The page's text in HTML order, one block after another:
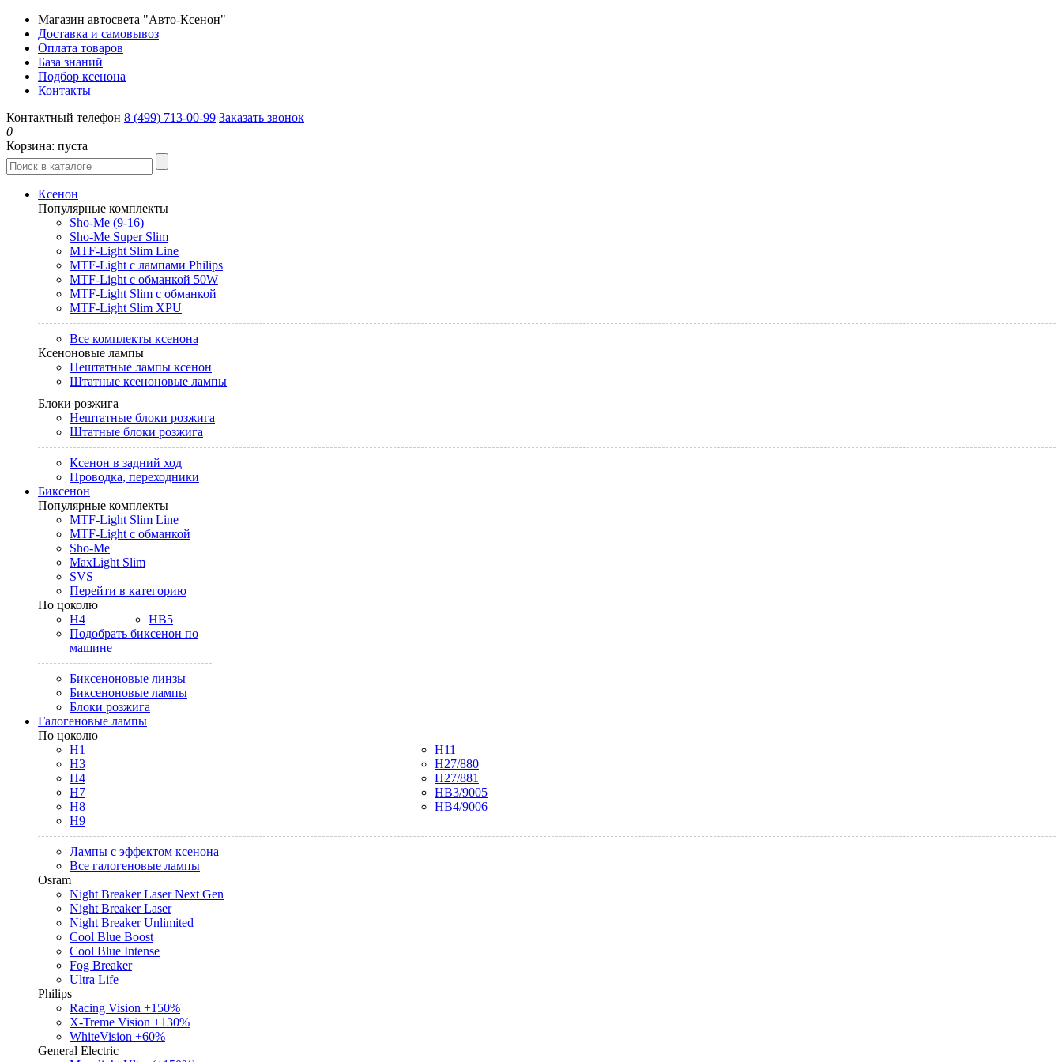
Магазин автосвета "Авто-Ксенон"
Доставка и самовывоз
Оплата товаров
База знаний
Подбор ксенона
Контакты
Контактный телефон 8 (499) 713-00-99 Заказать звонок
0
Корзина: пуста
Ксенон
Популярные комплекты
Sho-Me (9-16)
Sho-Me Super Slim
MTF-Light Slim Line
MTF-Light с лампами Philips
MTF-Light с обманкой 50W
MTF-Light Slim с обманкой
MTF-Light Slim XPU
Все комплекты ксенона
Ксеноновые лампы
Нештатные лампы ксенон
Штатные ксеноновые лампы
Блоки розжига
Нештатные блоки розжига
Штатные блоки розжига
Ксенон в задний ход
Проводка, переходники
Биксенон
Популярные комплекты
MTF-Light Slim Line
MTF-Light с обманкой
Sho-Me
MaxLight Slim
SVS
Перейти в категорию
По цоколю
H4
HB5
Подобрать биксенон по
машине
Биксеноновые линзы
Биксеноновые лампы
Блоки розжига
Галогеновые лампы
По цоколю
H1
H3
H4
H7
H8
H9
H11
H27/880
H27/881
HB3/9005
HB4/9006
Лампы с эффектом ксенона
Все галогеновые лампы
Osram
Night Breaker Laser Next Gen
Night Breaker Laser
Night Breaker Unlimited
Cool Blue Boost
Cool Blue Intense
Fog Breaker
Ultra Life
Philips
Racing Vision +150%
X-Treme Vision +130%
WhiteVision +60%
General Electric